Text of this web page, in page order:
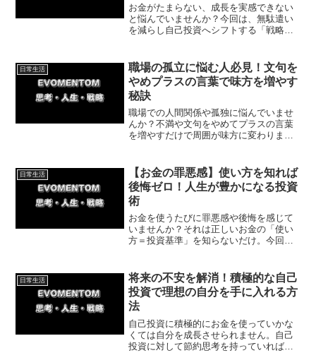
お金がたまらない、成長を実感できない
と悩んでいませんか？今回は、無駄遣い
を減らし自己投資へシフトする「戦略的
え、成功へ導く具体策と今日からできる
一歩を紹介します。
日常生活
職場の孤立に悩む人必見！文句を
やめプラスの言葉で味方を増やす
秘訣
職場での人間関係や孤独に悩んでいませ
んか？不満や文句をやめてプラスの言葉
を増やすだけで周囲が味方に変わりま
一歩を紹介します。前向きな言葉で職場
環境を改善しましょう。
日常生活
【お金の罪悪感】使い方を知れば
後悔ゼロ！人生が豊かになる投資
術
お金を使うたびに罪悪感や後悔を感じて
いませんか？それは正しいお金の「使い
方＝投資基準」を知らないだけ。今回
紹介。罪悪感をなくし、心を満たす豊か
な使い方を解説します。
日常生活
将来の不安を解消！積極的な自己
投資で理想の自分を手に入れる方
法
自己投資に積極的にお金を使っていかな
くては自分を成長させられません。自己
投資に対して節約思考を持っていれば周